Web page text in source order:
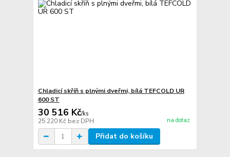
Chladicí skříň s plnými dveřmi, bílá TEFCOLD UR
600 ST
30 516 Kč/ks
25 220 Kč bez DPH na dotaz
Přidat do košíku